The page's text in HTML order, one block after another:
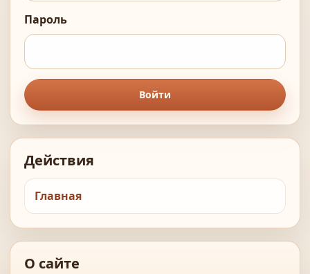
Пароль
Войти
Действия
Главная
О сайте